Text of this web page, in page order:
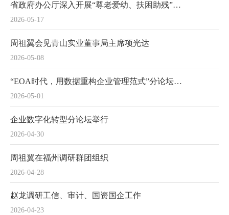
2026-05-17
省政府办公厅深入开展“尊老爱幼、扶困助残”志愿服务活动，赵龙等省政府领导参加
2026-05-08
周祖翼会见青山实业董事局主席项光达
2026-05-01
“EOA时代，用数据重构企业管理范式”分论坛举办
2026-04-30
企业数字化转型分论坛举行
2026-04-28
周祖翼在福州调研群团组织
2026-04-23
赵龙调研工信、审计、国资国企工作